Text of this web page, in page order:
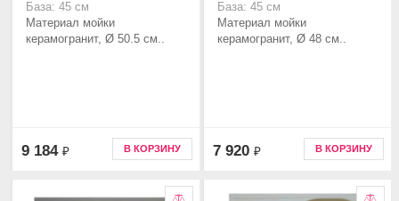
База: 45 см
Материал мойки
керамогранит, Ø 50.5 см..
9 184 ₽ В КОРЗИНУ
База: 45 см
Материал мойки
керамогранит, Ø 48 см..
7 920 ₽ В КОРЗИНУ